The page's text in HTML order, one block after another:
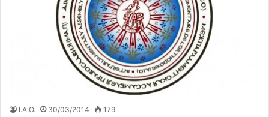
I.A.O. 30/03/2014 179